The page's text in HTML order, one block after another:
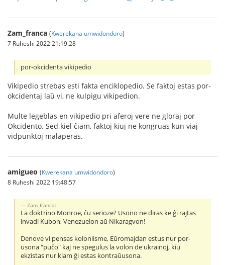
Zam_franca (Kwerekana umwidondoro)
7 Ruheshi 2022 21:19:28
por-okcidenta vikipedio
Vikipedio strebas esti fakta enciklopedio. Se faktoj estas por-
okcidentaj laŭ vi, ne kulpigu vikipedion.
Multe legeblas en vikipedio pri aferoj vere ne gloraj por
Okcidento. Sed kiel ĉiam, faktoj kiuj ne kongruas kun viaj
vidpunktoj malaperas.
amigueo (Kwerekana umwidondoro)
8 Ruheshi 2022 19:48:57
Zam_franca:
La doktrino Monroe, ĉu serioze? Usono ne diras ke ĝi rajtas
invadi Kubon, Venezuelon aŭ Nikaragvon!
Denove vi pensas koloniisme, Eŭromajdan estus nur por-
usona "puĉo" kaj ne spegulus la volon de ukrainoj, kiu
ekzistas nur kiam ĝi estas kontraŭusona.